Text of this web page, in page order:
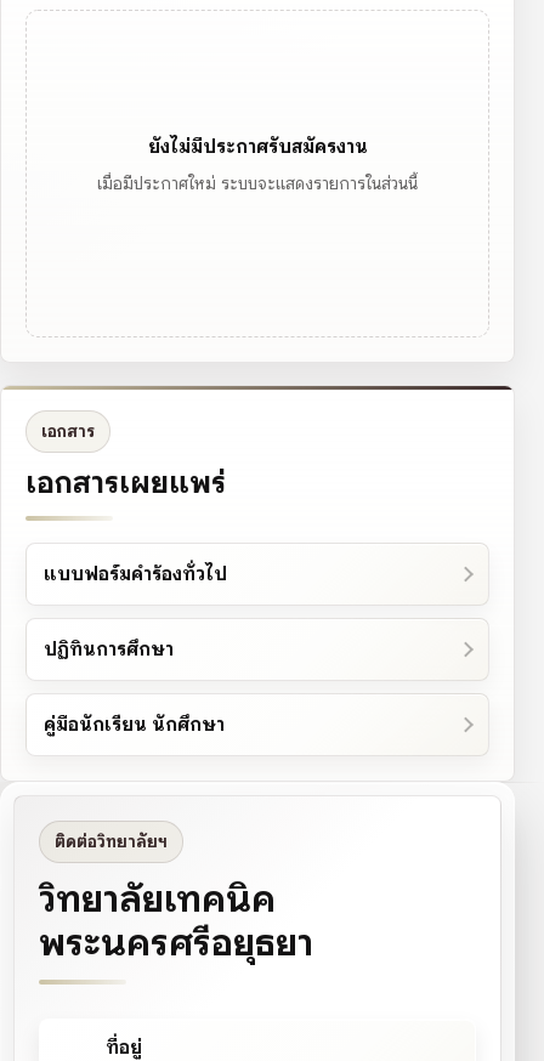
ยังไม่มีประกาศรับสมัครงาน
เมื่อมีประกาศใหม่ ระบบจะแสดงรายการในส่วนนี้
เอกสาร
เอกสารเผยแพร่
แบบฟอร์มคำร้องทั่วไป
ปฏิทินการศึกษา
คู่มือนักเรียน นักศึกษา
ติดต่อวิทยาลัยฯ
วิทยาลัยเทคนิค
พระนครศรีอยุธยา
ที่อยู่